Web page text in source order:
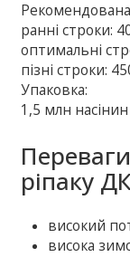
ранні строки:
оптимальні
пізні строки:
Упаковка:
1,5 млн насінин
ріпаку
високий
висока